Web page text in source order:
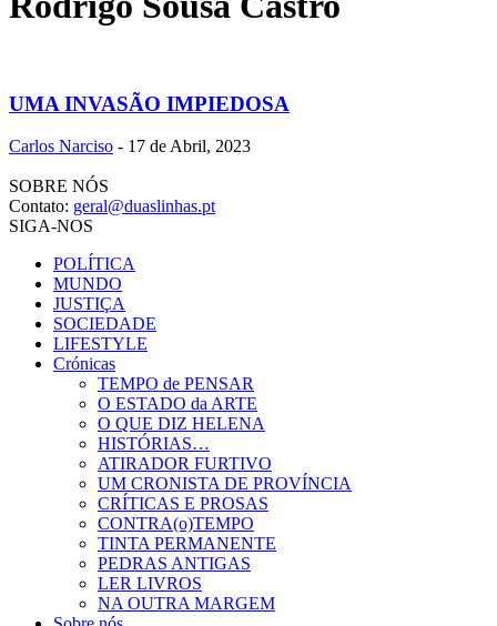
UMA INVASÃO IMPIEDOSA
Carlos Narciso - 17 de Abril, 2023
SOBRE NÓS
Contato: geral@duaslinhas.pt
SIGA-NOS
POLÍTICA
MUNDO
JUSTIÇA
SOCIEDADE
LIFESTYLE
Crónicas
TEMPO de PENSAR
O ESTADO da ARTE
O QUE DIZ HELENA
HISTÓRIAS…
ATIRADOR FURTIVO
UM CRONISTA DE PROVÍNCIA
CRÍTICAS E PROSAS
CONTRA(o)TEMPO
TINTA PERMANENTE
PEDRAS ANTIGAS
LER LIVROS
NA OUTRA MARGEM